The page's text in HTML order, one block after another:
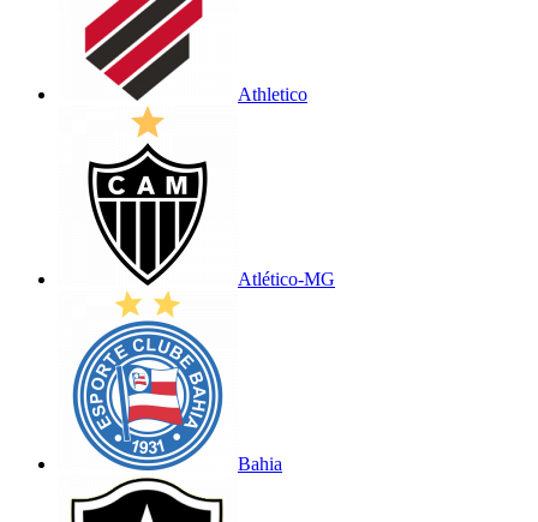
Athletico
Atlético-MG
Bahia